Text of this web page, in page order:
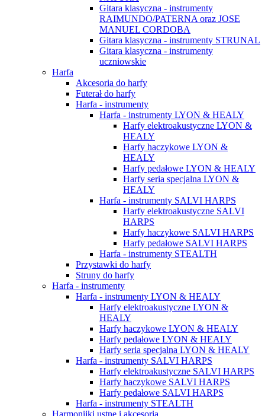
Gitara klasyczna - instrumenty
RAIMUNDO/PATERNA oraz JOSE
MANUEL CORDOBA
Gitara klasyczna - instrumenty STRUNAL
Gitara klasyczna - instrumenty
uczniowskie
Harfa
Akcesoria do harfy
Futerał do harfy
Harfa - instrumenty
Harfa - instrumenty LYON & HEALY
Harfy elektroakustyczne LYON &
HEALY
Harfy haczykowe LYON &
HEALY
Harfy pedałowe LYON & HEALY
Harfy seria specjalna LYON &
HEALY
Harfa - instrumenty SALVI HARPS
Harfy elektroakustyczne SALVI
HARPS
Harfy haczykowe SALVI HARPS
Harfy pedałowe SALVI HARPS
Harfa - instrumenty STEALTH
Przystawki do harfy
Struny do harfy
Harfa - instrumenty
Harfa - instrumenty LYON & HEALY
Harfy elektroakustyczne LYON &
HEALY
Harfy haczykowe LYON & HEALY
Harfy pedałowe LYON & HEALY
Harfy seria specjalna LYON & HEALY
Harfa - instrumenty SALVI HARPS
Harfy elektroakustyczne SALVI HARPS
Harfy haczykowe SALVI HARPS
Harfy pedałowe SALVI HARPS
Harfa - instrumenty STEALTH
Harmonijki ustne i akcesoria